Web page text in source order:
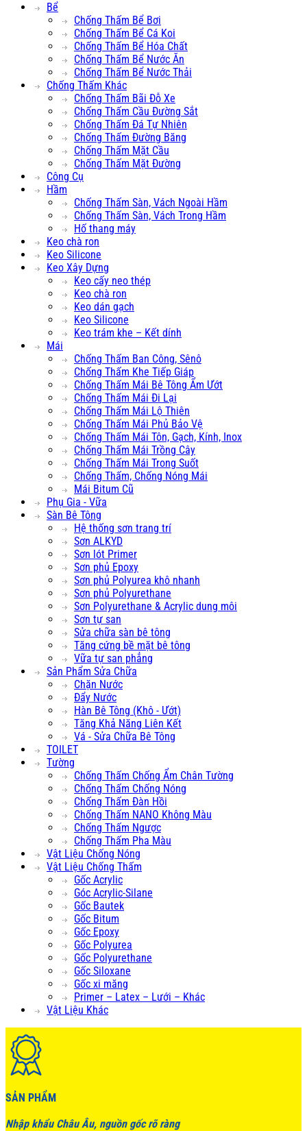
Bể
Chống Thấm Bể Bơi
Chống Thấm Bể Cá Koi
Chống Thấm Bể Hóa Chất
Chống Thấm Bể Nước Ăn
Chống Thấm Bể Nước Thải
Chống Thấm Khác
Chống Thấm Bãi Đỗ Xe
Chống Thấm Cầu Đường Sắt
Chống Thấm Đá Tự Nhiên
Chống Thấm Đường Băng
Chống Thấm Mặt Cầu
Chống Thấm Mặt Đường
Công Cụ
Hầm
Chống Thấm Sàn, Vách Ngoài Hầm
Chống Thấm Sàn, Vách Trong Hầm
Hố thang máy
Keo chà ron
Keo Silicone
Keo Xây Dựng
Keo cấy neo thép
Keo chà ron
Keo dán gạch
Keo Silicone
Keo trám khe – Kết dính
Mái
Chống Thấm Ban Công, Sênô
Chống Thấm Khe Tiếp Giáp
Chống Thấm Mái Bê Tông Ẩm Ướt
Chống Thấm Mái Đi Lại
Chống Thấm Mái Lộ Thiên
Chống Thấm Mái Phủ Bảo Vệ
Chống Thấm Mái Tôn, Gạch, Kính, Inox
Chống Thấm Mái Trồng Cây
Chống Thấm Mái Trong Suốt
Chống Thấm, Chống Nóng Mái
Mái Bitum Cũ
Phụ Gia - Vữa
Sàn Bê Tông
Hệ thống sơn trang trí
Sơn ALKYD
Sơn lót Primer
Sơn phủ Epoxy
Sơn phủ Polyurea khô nhanh
Sơn phủ Polyurethane
Sơn Polyurethane & Acrylic dung môi
Sơn tự san
Sửa chữa sàn bê tông
Tăng cứng bề mặt bê tông
Vữa tự san phẳng
Sản Phẩm Sửa Chữa
Chặn Nước
Đẩy Nước
Hàn Bê Tông (Khô - Ướt)
Tăng Khả Năng Liên Kết
Vá - Sửa Chữa Bê Tông
TOILET
Tường
Chống Thấm Chống Ẩm Chân Tường
Chống Thấm Chống Nóng
Chống Thấm Đàn Hồi
Chống Thấm NANO Không Màu
Chống Thấm Ngược
Chống Thấm Pha Màu
Vật Liệu Chống Nóng
Vật Liệu Chống Thấm
Gốc Acrylic
Góc Acrylic-Silane
Gốc Bautek
Gốc Bitum
Gốc Epoxy
Gốc Polyurea
Gốc Polyurethane
Gốc Siloxane
Gốc xi măng
Primer – Latex – Lưới – Khác
Vật Liệu Khác
SẢN PHẨM
Nhập khẩu Châu Âu, nguồn gốc rõ ràng